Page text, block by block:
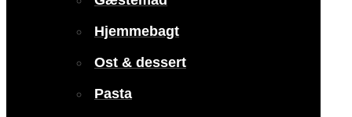
Hjemmebagt
Ost & dessert
Pasta